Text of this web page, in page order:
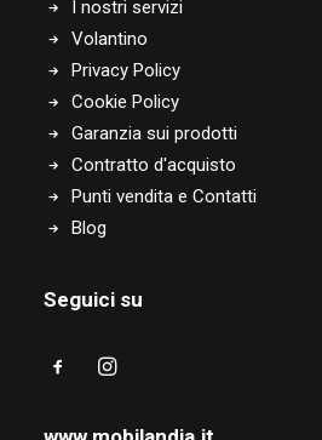
I nostri servizi
Volantino
Privacy Policy
Cookie Policy
Garanzia sui prodotti
Contratto d'acquisto
Punti vendita e Contatti
Blog
Seguici su